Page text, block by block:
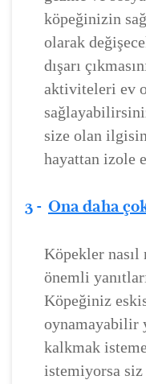
köpeğinizin
olarak
dışarı
aktiviteleri ev
size olan
hayattan izole
3 - Ona daha
Köpekler nasıl
önemli
Köpeğiniz
oynamayabilir
kalkmak
istemiyorsa siz